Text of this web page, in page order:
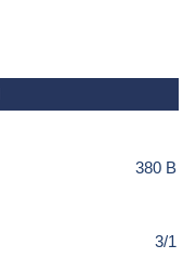
380 В
3/1